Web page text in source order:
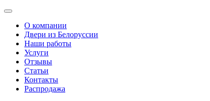
О компании
Двери из Белоруссии
Наши работы
Услуги
Отзывы
Статьи
Контакты
Распродажа